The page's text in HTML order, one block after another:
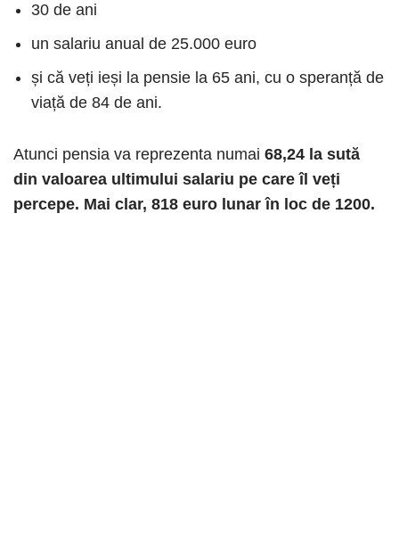
30 de ani
un salariu anual de 25.000 euro
și că veți ieși la pensie la 65 ani, cu o speranță de
viață de 84 de ani.
Atunci pensia va reprezenta numai 68,24 la sută
din valoarea ultimului salariu pe care îl veți
percepe. Mai clar, 818 euro lunar în loc de 1200.